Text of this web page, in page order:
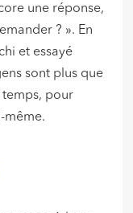
une réponse,
? ». En
et essayé
sont plus que
temps, pour
même.